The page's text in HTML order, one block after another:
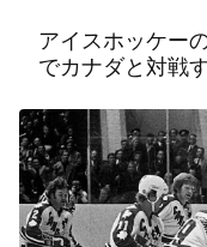
アイスホッケー
でカナダと対戦す